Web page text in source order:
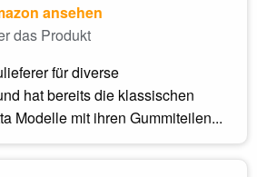
ansehen
das Produkt
für diverse
hat bereits die klassischen
Modelle mit ihren Gummiteilen...